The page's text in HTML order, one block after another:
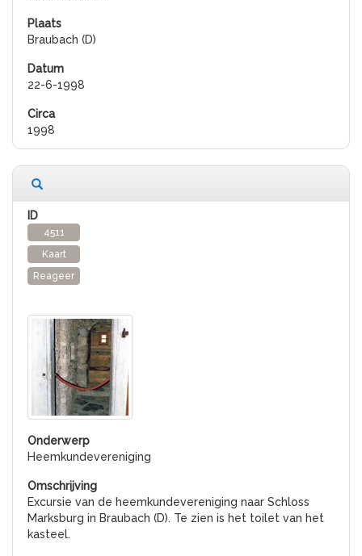
Braubach (D)
22-6-1998
1998
4511
Kaart
Reageer
Heemkundevereniging
Excursie van de heemkundevereniging naar Schloss
Marksburg in Braubach (D). Te zien is het toilet van het
kasteel.